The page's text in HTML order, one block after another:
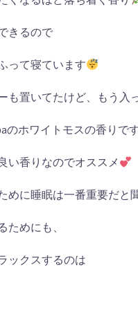
きるので
って寝ています
も置いてたけど、もう入
のホワイトモスの香りで
い香りなのでオススメ
めに睡眠は一番重要だと
ためにも、
ックスするのは